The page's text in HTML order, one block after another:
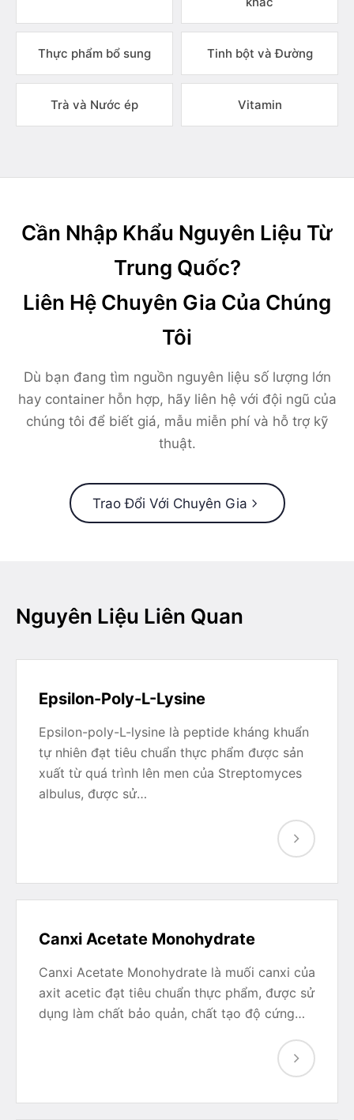
Thực phẩm bổ sung Tinh bột và Đường
Trà và Nước ép Vitamin
Cần Nhập Khẩu Nguyên Liệu Từ
Trung Quốc?
Liên Hệ Chuyên Gia Của Chúng
Tôi
Dù bạn đang tìm nguồn nguyên liệu số lượng lớn
hay container hỗn hợp, hãy liên hệ với đội ngũ của
chúng tôi để biết giá, mẫu miễn phí và hỗ trợ kỹ
thuật.
Trao Đổi Với Chuyên Gia
Nguyên Liệu Liên Quan
Epsilon-Poly-L-Lysine
Epsilon-poly-L-lysine là peptide kháng khuẩn
tự nhiên đạt tiêu chuẩn thực phẩm được sản
xuất từ quá trình lên men của Streptomyces
albulus, được sử…
Canxi Acetate Monohydrate
Canxi Acetate Monohydrate là muối canxi của
axit acetic đạt tiêu chuẩn thực phẩm, được sử
dụng làm chất bảo quản, chất tạo độ cứng…